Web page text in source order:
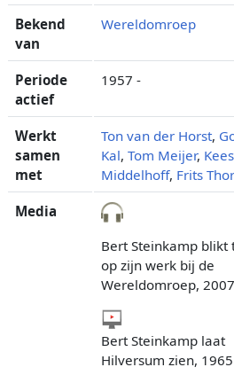
Bekend
van
Wereldomroep
Periode
actief
1957 -
Werkt
samen
met
Ton van der Horst,
Kal, Tom Meijer, Kees
Middelhoff, Frits
Media
Bert Steinkamp blikt
op zijn werk bij de
Wereldomroep, 2007
Bert Steinkamp laat
Hilversum zien, 1965